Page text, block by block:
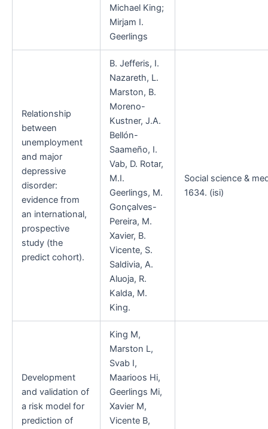
Michael King;
Mirjam I.
Geerlings
Relationship
between
unemployment
and major
depressive
disorder:
evidence from
an international,
prospective
study (the
predict cohort).
B. Jefferis, I.
Nazareth, L.
Marston, B.
Moreno-
Kustner, J.A.
Bellón-
Saameño, I.
Vab, D. Rotar,
M.I.
Geerlings, M.
Gonçalves-
Pereira, M.
Xavier, B.
Vicente, S.
Saldivia, A.
Aluoja, R.
Kalda, M.
King.
Social science &
1634. (isi)
Development
and validation of
a risk model for
prediction of
King M,
Marston L,
Svab I,
Maarioos Hi,
Geerlings Mi,
Xavier M,
Vicente B,